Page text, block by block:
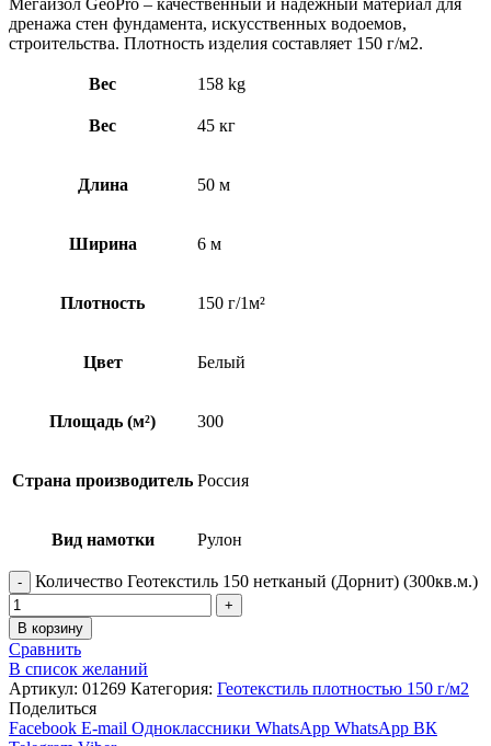
дренажа стен фундамента, искусственных водоемов,
строительства. Плотность изделия составляет 150 г/м2.
Вес 158 kg
Вес 45 кг
Длина 50 м
Ширина 6 м
Плотность 150 г/1м²
Цвет Белый
Площадь (м²) 300
Страна производитель Россия
Вид намотки Рулон
Количество Геотекстиль 150 нетканый (Дорнит) (300кв.м.)
В корзину
Сравнить
В список желаний
Артикул: 01269 Категория: Геотекстиль плотностью 150 г/м2
Поделиться
Facebook E-mail Одноклассники WhatsApp WhatsApp ВК